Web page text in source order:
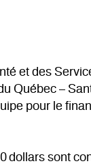
et des
Québec –
pour le
dollars sont